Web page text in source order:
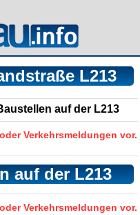
L213
auf der L213
Verkehrsmeldungen vor.
auf der L213
Verkehrsmeldungen vor.